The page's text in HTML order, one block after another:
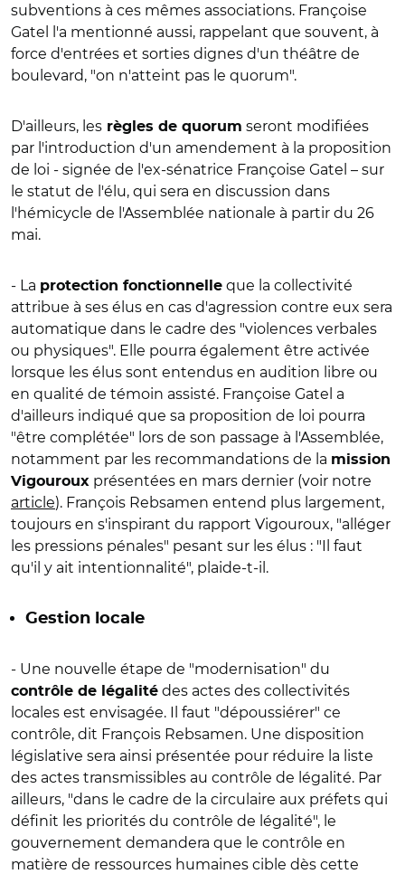
subventions à ces mêmes associations. Françoise
Gatel l'a mentionné aussi, rappelant que souvent, à
force d'entrées et sorties dignes d'un théâtre de
boulevard, "on n'atteint pas le quorum".
D'ailleurs, les règles de quorum seront modifiées
par l'introduction d'un amendement à la proposition
de loi - signée de l'ex-sénatrice Françoise Gatel – sur
le statut de l'élu, qui sera en discussion dans
l'hémicycle de l'Assemblée nationale à partir du 26
mai.
- La protection fonctionnelle que la collectivité
attribue à ses élus en cas d'agression contre eux sera
automatique dans le cadre des "violences verbales
ou physiques". Elle pourra également être activée
lorsque les élus sont entendus en audition libre ou
en qualité de témoin assisté. Françoise Gatel a
d'ailleurs indiqué que sa proposition de loi pourra
"être complétée" lors de son passage à l'Assemblée,
notamment par les recommandations de la mission
Vigouroux présentées en mars dernier (voir notre
article). François Rebsamen entend plus largement,
toujours en s'inspirant du rapport Vigouroux, "alléger
les pressions pénales" pesant sur les élus : "Il faut
qu'il y ait intentionnalité", plaide-t-il.
Gestion locale
- Une nouvelle étape de "modernisation" du
contrôle de légalité des actes des collectivités
locales est envisagée. Il faut "dépoussiérer" ce
contrôle, dit François Rebsamen. Une disposition
législative sera ainsi présentée pour réduire la liste
des actes transmissibles au contrôle de légalité. Par
ailleurs, "dans le cadre de la circulaire aux préfets qui
définit les priorités du contrôle de légalité", le
gouvernement demandera que le contrôle en
matière de ressources humaines cible dès cette